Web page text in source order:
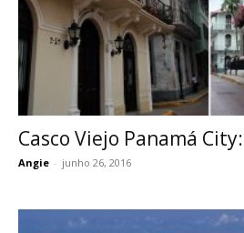
Casco Viejo Panamá
Angie - junho 26, 2016